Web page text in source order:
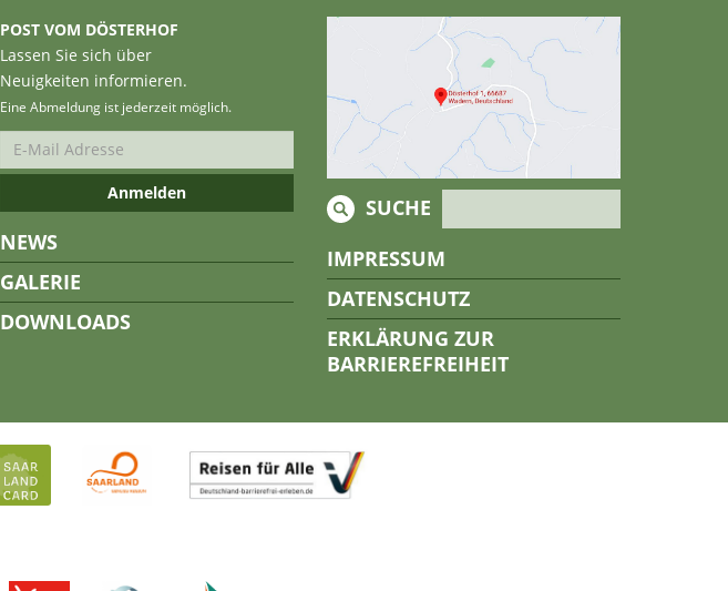
POST VOM DÖSTERHOF
Lassen Sie sich über
Neuigkeiten informieren.
Eine Abmeldung ist jederzeit möglich.
NEWS
GALERIE
DOWNLOADS
SUCHE
IMPRESSUM
DATENSCHUTZ
ERKLÄRUNG ZUR
BARRIEREFREIHEIT